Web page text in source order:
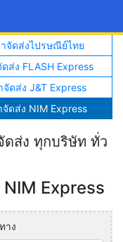
จัดส่งไปรษณีย์ไทย
ส่ง FLASH Express
จัดส่ง J&T Express
จัดส่ง NIM Express
ดส่ง ทุกบริษัท ทั่ว
Express
าง